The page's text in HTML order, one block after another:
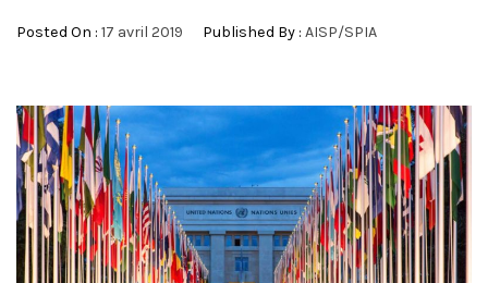
Posted On : 17 avril 2019 Published By : AISP/SPIA